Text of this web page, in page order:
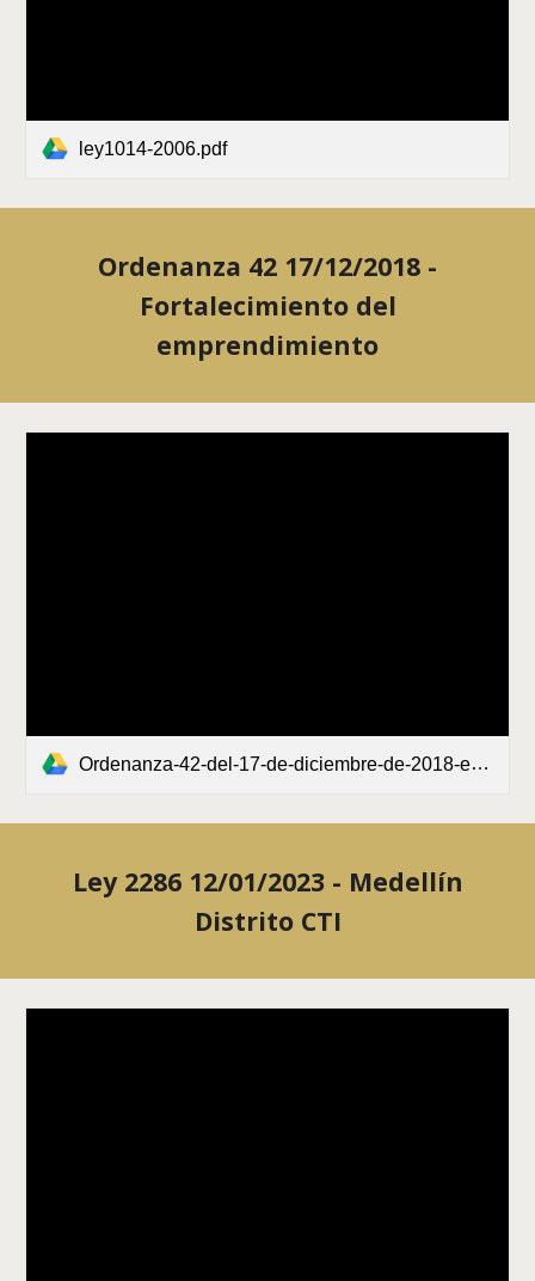
ley1014-2006.pdf
Ordenanza 42 17/12/2018 -
Fortalecimiento del
emprendimiento
Ordenanza-42-del-17-de-diciembre-de-2018-economia-creativa-naranja.pdf
Ley 2286 12/01/2023 - Medellín
Distrito CTI